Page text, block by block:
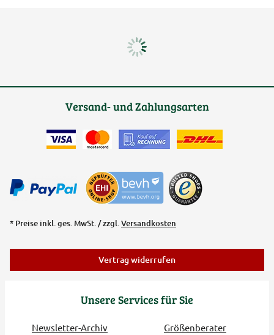
Unsere Services für Sie
Newsletter-Archiv
Größenberater
Versand- und Zahlungsarten
* Preise inkl. ges. MwSt. / zzgl.Versandkosten
Vertrag widerrufen